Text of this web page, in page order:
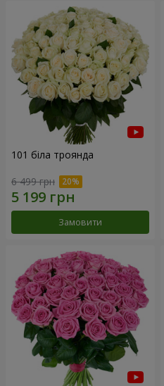
101 біла троянда
6 499 грн
Замовити